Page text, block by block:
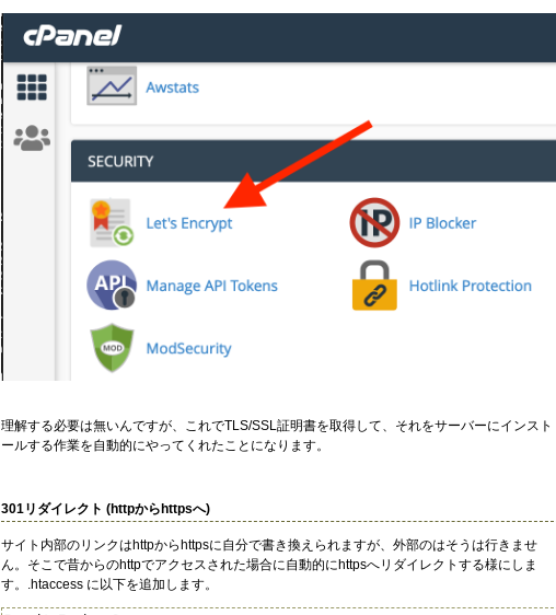
理解する必要は無いんですが、これでTLS/SSL証明書を取得して、それをサーバーにインスト
ールする作業を自動的にやってくれたことになります。
301リダイレクト (httpからhttpsへ)
サイト内部のリンクはhttpからhttpsに自分で書き換えられますが、外部のはそうは行きませ
ん。そこで昔からのhttpでアクセスされた場合に自動的にhttpsへリダイレクトする様にしま
す。.htaccess に以下を追加します。